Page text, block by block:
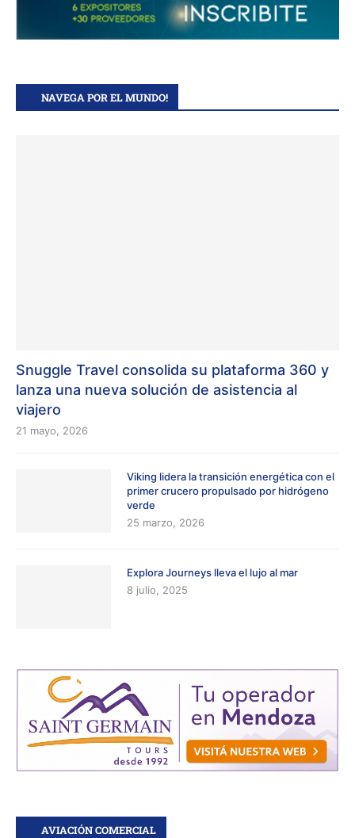
NAVEGA POR EL MUNDO!
Snuggle Travel consolida su plataforma 360 y
lanza una nueva solución de asistencia al
viajero
21 mayo, 2026
Viking lidera la transición energética con el
primer crucero propulsado por hidrógeno
verde
25 marzo, 2026
Explora Journeys lleva el lujo al mar
8 julio, 2025
AVIACIÓN COMERCIAL